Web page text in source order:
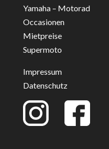
Yamaha – Motorad
Occasionen
Mietpreise
Supermoto
Impressum
Datenschutz